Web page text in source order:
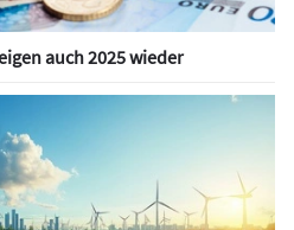
auch 2025 wieder